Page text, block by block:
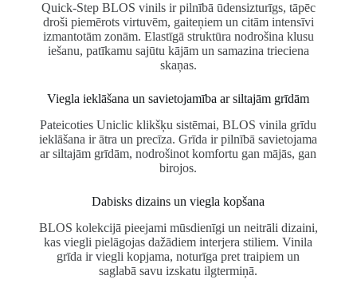
Quick-Step BLOS vinils ir pilnībā ūdensizturīgs, tāpēc
droši piemērots virtuvēm, gaiteņiem un citām intensīvi
izmantotām zonām. Elastīgā struktūra nodrošina klusu
iešanu, patīkamu sajūtu kājām un samazina trieciena
skaņas.
Viegla ieklāšana un savietojamība ar siltajām grīdām
Pateicoties Uniclic klikšķu sistēmai, BLOS vinila grīdu
ieklāšana ir ātra un precīza. Grīda ir pilnībā savietojama
ar siltajām grīdām, nodrošinot komfortu gan mājās, gan
birojos.
Dabisks dizains un viegla kopšana
BLOS kolekcijā pieejami mūsdienīgi un neitrāli dizaini,
kas viegli pielāgojas dažādiem interjera stiliem. Vinila
grīda ir viegli kopjama, noturīga pret traipiem un
saglabā savu izskatu ilgtermiņā.